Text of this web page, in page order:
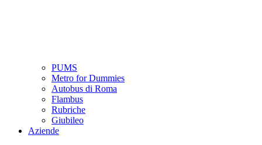
PUMS
Metro for Dummies
Autobus di Roma
Flambus
Rubriche
Giubileo
Aziende